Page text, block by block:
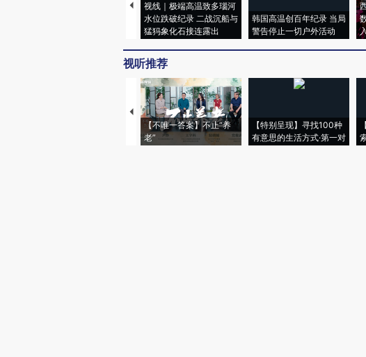
视线｜极端高温致多瑙河
水位跌破纪录 二战沉船与
猛犸象化石接连露出
韩国高温创百年纪录 当局
警告停止一切户外活动
入
视听推荐
【不唯一答案】不止“养
老”
【特别呈现】寻找100种
有意思的生活方式·第一对